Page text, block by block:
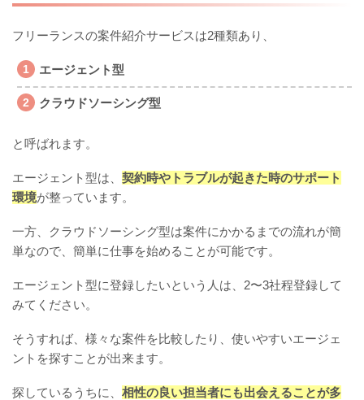
フリーランスの案件紹介サービスは2種類あり、
エージェント型
クラウドソーシング型
と呼ばれます。
エージェント型は、 契約時やトラブルが起きた時のサポート
環境が整っています。
一方、クラウドソーシング型は案件にかかるまでの流れが簡
単なので、簡単に仕事を始めることが可能です。
エージェント型に登録したいという人は、2〜3社程登録して
みてください。
そうすれば、様々な案件を比較したり、使いやすいエージェ
ントを探すことが出来ます。
探しているうちに、 相性の良い担当者にも出会えることが多